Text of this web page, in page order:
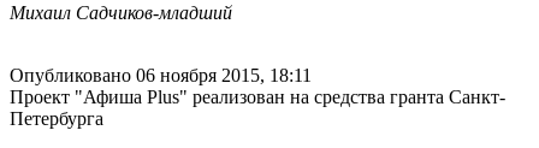
Михаил Садчиков-младший
Опубликовано 06 ноября 2015, 18:11
Проект "Афиша Plus" реализован на средства гранта Санкт-
Петербурга